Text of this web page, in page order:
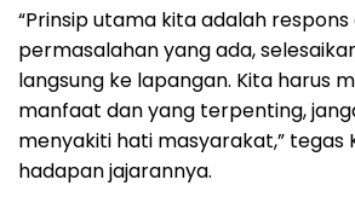
“Prinsip utama kita adalah
permasalahan yang ada,
langsung ke lapangan. Kita harus
manfaat dan yang terpenting,
menyakiti hati masyarakat,” tegas
hadapan jajarannya.